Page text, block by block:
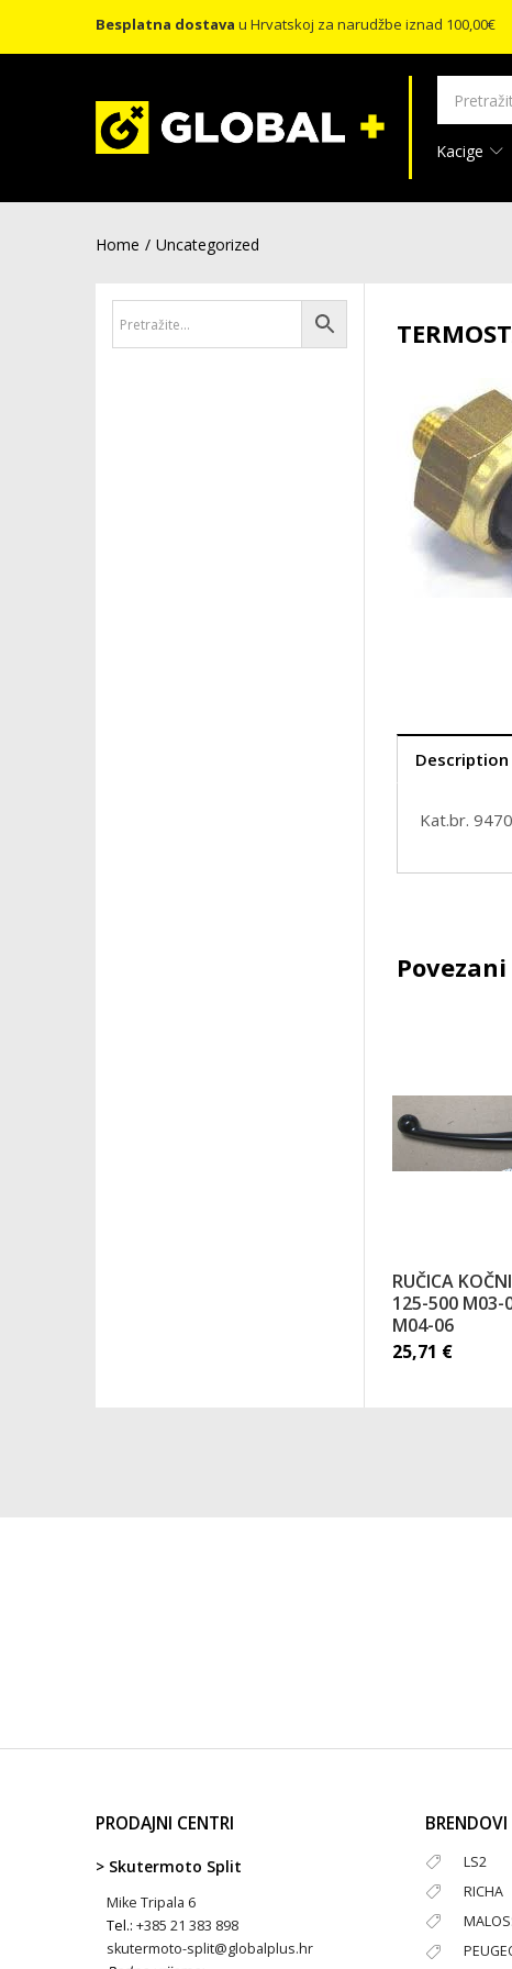
Besplatna dostava u Hrvatskoj za narudžbe iznad 100,00€
Kacige
Home Uncategorized
Description
Kat.br.
RUČICA
125-500 M03-
M04-06
25,71 €
PRODAJNI CENTRI
> Skutermoto Split
Mike Tripala 6
Tel.: +385 21 383 898
skutermoto-split@globalplus.hr
BRENDOVI
LS2
RICHA